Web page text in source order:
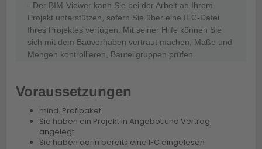
- Der BIM-Viewer kann Sie bei der Arbeit an Ihrem
Projekt unterstützen, sofern Sie über eine IFC-Datei
Ihres Projektes verfügen. Mit seiner Hilfe können Sie
sich mit dem Bauvorhaben vertraut machen, Maße und
Mengen kontrollieren, Bauteilgruppen prüfen.
Voraussetzungen
mind. Profipaket
Sie haben ein Projekt in Angebot und Vertrag
angelegt
Sie haben darin bereits eine IFC eingelesen